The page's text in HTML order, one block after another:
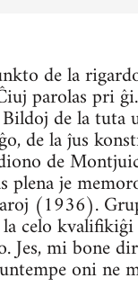
de la
parolas pri
de la tuta
de la ĵus
de
je
(1936).
celo
mi bone
oni ne